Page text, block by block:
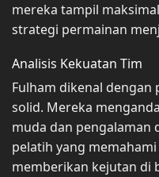
mereka tampil
strategi permainan
Analisis Kekuatan Tim
Fulham dikenal
solid. Mereka
muda dan pengalaman
pelatih yang
memberikan kejutan di